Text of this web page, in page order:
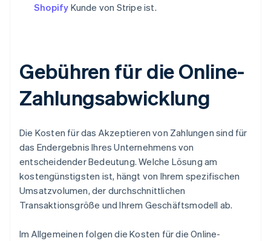
Shopify Kunde von Stripe ist.
Gebühren für die Online-
Zahlungsabwicklung
Die Kosten für das Akzeptieren von Zahlungen sind für
das Endergebnis Ihres Unternehmens von
entscheidender Bedeutung. Welche Lösung am
kostengünstigsten ist, hängt von Ihrem spezifischen
Umsatzvolumen, der durchschnittlichen
Transaktionsgröße und Ihrem Geschäftsmodell ab.
Im Allgemeinen folgen die Kosten für die Online-